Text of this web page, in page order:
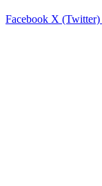
Facebook X (Twitter)